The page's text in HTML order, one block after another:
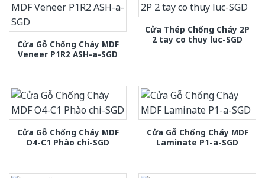
Cửa Gỗ Chống Cháy MDF
Veneer P1R2 ASH-a-SGD
Cửa Thép Chống Cháy 2P
2 tay co thuy luc-SGD
Cửa Gỗ Chống Cháy MDF
O4-C1 Phào chi-SGD
Cửa Gỗ Chống Cháy MDF
Laminate P1-a-SGD